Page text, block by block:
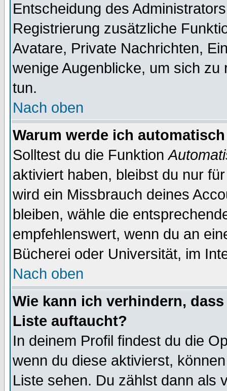
Entscheidung des
Registrierung zusätzliche
Avatare, Private Nachrichten,
wenige Augenblicke, um sich
tun.
Nach oben
Warum werde ich
Solltest du die Funktion
aktiviert haben, bleibst du nur
wird ein Missbrauch deines
bleiben, wähle die
empfehlenswert, wenn du an
Bücherei oder Universität, im
Nach oben
Wie kann ich verhindern,
Liste auftaucht?
In deinem Profil findest du die
wenn du diese aktivierst,
Liste sehen. Du zählst dann als